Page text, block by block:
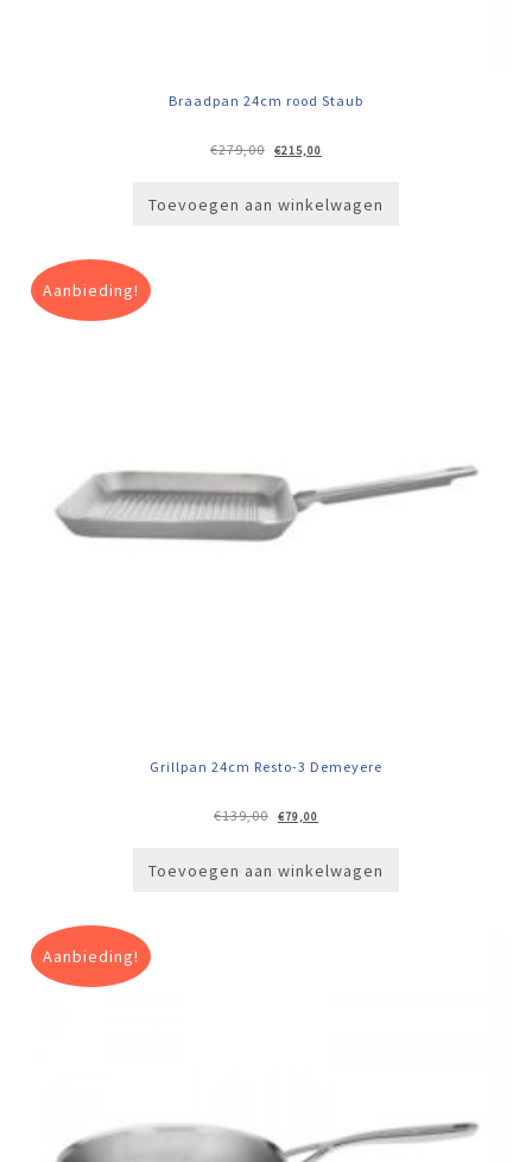
Braadpan 24cm rood Staub
€279,00
Oorspronkelijke
prijs
€215,00
prijs
Toevoegen aan winkelwagen
Aanbieding!
Grillpan 24cm Resto-3 Demeyere
€139,00
Oorspronkelijke
prijs
€79,00
prijs
Toevoegen aan winkelwagen
Aanbieding!